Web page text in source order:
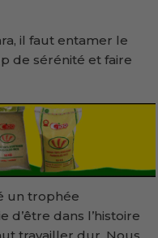
il faut entamer le
de sérénité et faire
un trophée
d’être dans l’histoire